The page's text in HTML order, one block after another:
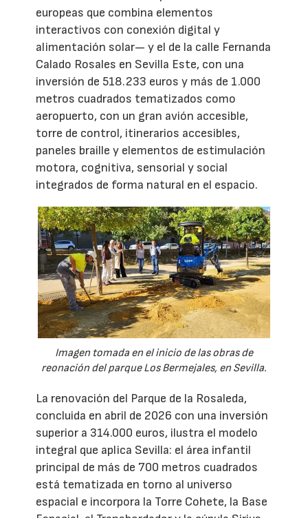
europeas que combina elementos
interactivos con conexión digital y
alimentación solar— y el de la calle Fernanda
Calado Rosales en Sevilla Este, con una
inversión de 518.233 euros y más de 1.000
metros cuadrados tematizados como
aeropuerto, con un gran avión accesible,
torre de control, itinerarios accesibles,
paneles braille y elementos de estimulación
motora, cognitiva, sensorial y social
integrados de forma natural en el espacio.
Imagen tomada en el inicio de las obras de
reonación del parque Los Bermejales, en Sevilla.
La renovación del Parque de la Rosaleda,
concluida en abril de 2026 con una inversión
superior a 314.000 euros, ilustra el modelo
integral que aplica Sevilla: el área infantil
principal de más de 700 metros cuadrados
está tematizada en torno al universo
espacial e incorpora la Torre Cohete, la Base